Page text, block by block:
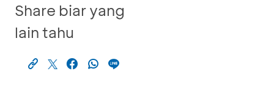
Share biar yang
lain tahu